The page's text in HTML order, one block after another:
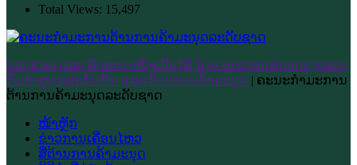
Total Views: 15,497
ອອກແບບ ແລະ ພັດທະນາໜ້າເວັບໄຊ້ ໂດຍ ພະແນກເສນາກອງເລຂາ,
ກົມຕຳຫຼວດສະກັດກັ້ນ ແລະ ຕ້ານການຄ້າມະນຸດ | ຄະນະກຳມະການ
ຕ້ານການຄ້າມະນຸດລະດັບຊາດ
ໜ້າຫຼັກ
ຂ່າວການເຄື່ອນໄຫວ
ສື່ຕ້ານການຄ້າມະນຸດ